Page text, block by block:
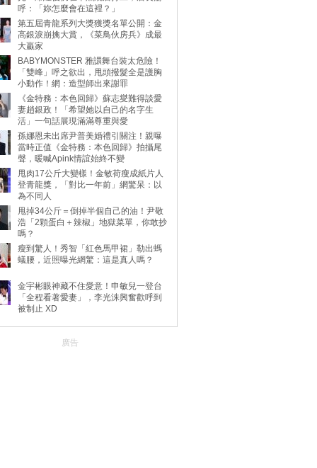
呼：「妳怎麼會在這裡？」
第五屆青龍系列大獎獲獎名單公開：金
高銀淚崩擒大賞，《菜鳥伙房兵》成最
大贏家
BABYMONSTER 雅譞舞台裝太危險！
「雙峰」呼之欲出，甩頭撥髮全是護胸
小動作！網：造型師出來謝罪
《金特務：本色回歸》蘇志燮難得談愛
妻趙銀政！「希望她以自己的名字生
活」一句話展現滿滿尊重與愛
孫娜恩未出席尹普美婚禮引關注！親曝
當時正值《金特務：本色回歸》拍攝尾
聲，暖喊Apink情誼始終不變
甩肉17公斤大變樣！金敏荷瘦成紙片人
登青龍獎，「對比一年前」網驚呆：以
為不同人
甩掉34公斤＝倒掉半個自己的油！尹敬
浩「2顆蛋白＋辣椒」地獄菜單，你敢抄
嗎？
瘦到驚人！秀智「紅色馬甲裙」勒出螞
蟻腰，近照曝光網驚：這是真人嗎？
金宇彬眼神藏不住愛意！申敏兒一登台
「全程看著愛妻」，李光洙興奮歡呼到
被制止 XD
廣告